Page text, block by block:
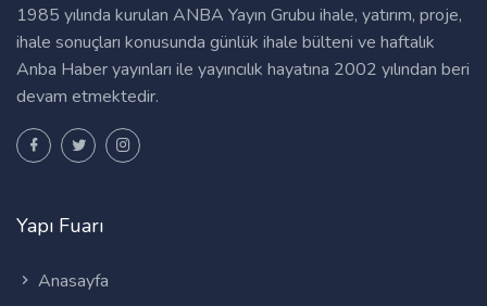
1985 yılında kurulan ANBA Yayın Grubu ihale, yatırım, proje,
ihale sonuçları konusunda günlük ihale bülteni ve haftalık
Anba Haber yayınları ile yayıncılık hayatına 2002 yılından beri
devam etmektedir.
Yapı Fuarı
Anasayfa